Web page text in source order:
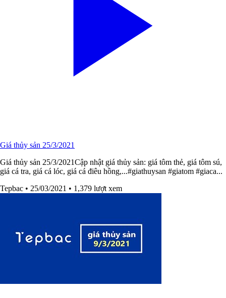
Giá thủy sản 25/3/2021
Giá thủy sản 25/3/2021Cập nhật giá thủy sản: giá tôm thẻ, giá tôm sú,
giá cá tra, giá cá lóc, giá cá điêu hồng,...#giathuysan​​ #giatom​​ #giaca​...
Tepbac • 25/03/2021 • 1,379 lượt xem